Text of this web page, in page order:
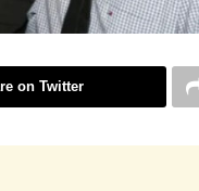
on Twitter